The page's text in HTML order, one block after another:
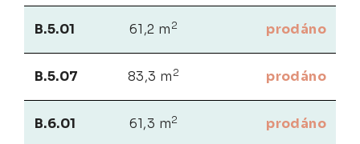
B.5.01 61,2 m 2 prodáno
B.5.07 83,3 m 2 prodáno
B.6.01 61,3 m2 prodáno